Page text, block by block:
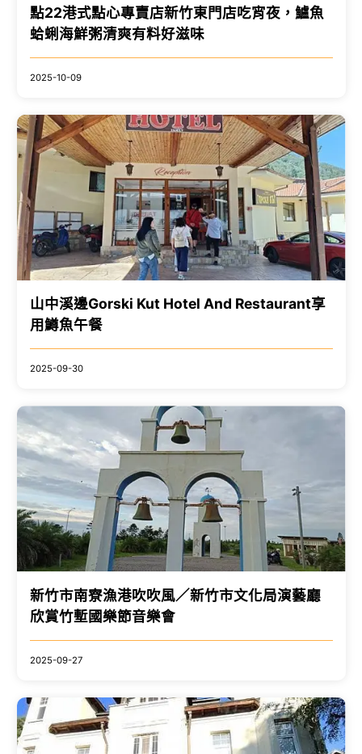
點22港式點心專賣店新竹東門店吃宵夜，鱸魚
蛤蜊海鮮粥清爽有料好滋味
2025-10-09
山中溪邊Gorski Kut Hotel And Restaurant享
用鱒魚午餐
2025-09-30
新竹市南寮漁港吹吹風／新竹市文化局演藝廳
欣賞竹塹國樂節音樂會
2025-09-27